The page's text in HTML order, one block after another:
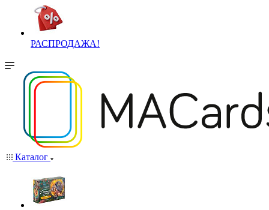
РАСПРОДАЖА!
Каталог